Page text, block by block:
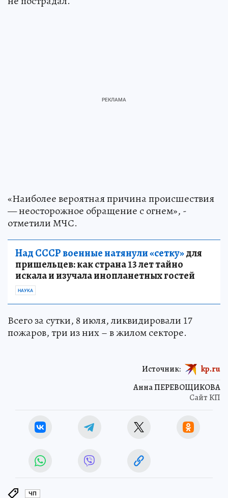
«Наиболее вероятная причина происшествия
— неосторожное обращение с огнем», -
отметили МЧС.
Над СССР военные натянули «сетку»для
пришельцев: как страна 13 лет тайно
искала и изучала инопланетных гостей
НАУКА
Всего за сутки, 8 июля, ликвидировали 17
пожаров, три из них – в жилом секторе.
Анна ПЕРЕВОЩИКОВА
Сайт КП
Источник: kp.ru
ЧП